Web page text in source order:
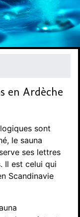
en Ardèche
sont
le sauna
ses lettres
Il est celui qui
Scandinavie